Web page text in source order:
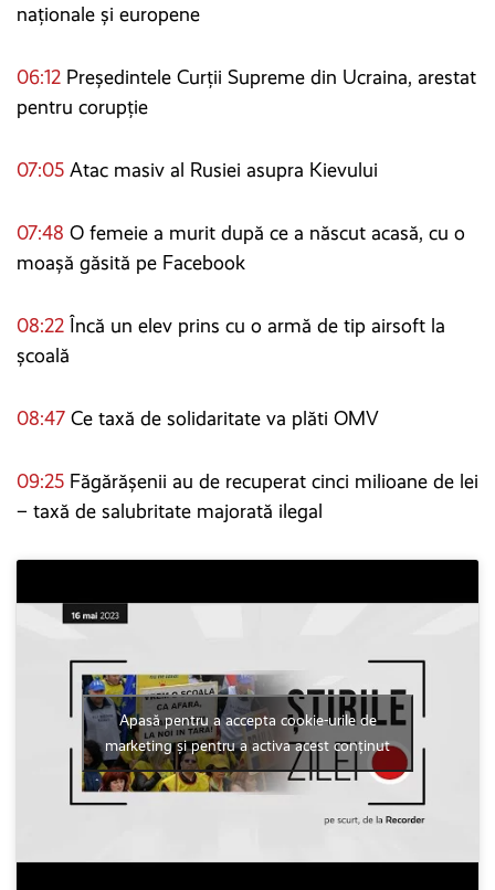
naționale și europene
06:12 Președintele Curții Supreme din Ucraina, arestat
pentru corupție
07:05 Atac masiv al Rusiei asupra Kievului
07:48 O femeie a murit după ce a născut acasă, cu o
moașă găsită pe Facebook
08:22 Încă un elev prins cu o armă de tip airsoft la
școală
08:47 Ce taxă de solidaritate va plăti OMV
09:25 Făgărășenii au de recuperat cinci milioane de lei
– taxă de salubritate majorată ilegal
Apasă pentru a accepta cookie-urile de
marketing și pentru a activa acest conținut